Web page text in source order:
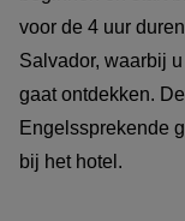
voor de 4 uur
Salvador, waarbij
gaat ontdekken.
Engelssprekende
bij het hotel.